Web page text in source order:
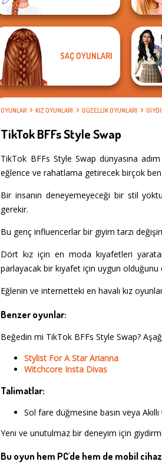
SAÇ OYUNLARI
OYUNLAR KIZ OYUNLARI GÜZELLIK OYUNLARI
TikTok BFFs Style Swap
TikTok BFFs Style Swap dünyasına
eğlence ve rahatlama getirecek birçok
Bir insanın deneyemeyeceği bir stil
gerekir.
Bu genç influencerlar bir giyim tarzı
Dört kız için en moda kıyafetleri
parlayacak bir kıyafet için uygun
Eğlenin ve internetteki en havalı kız
Benzer oyunlar:
Beğedin mi TikTok BFFs Style Swap?
Stylist For A Star Arianna
Witchcore Insta Divas
Talimatlar:
Sol fare düğmesine basın veya
Yeni ve unutulmaz bir deneyim için
Bu oyun hem PC'de hem de mobil